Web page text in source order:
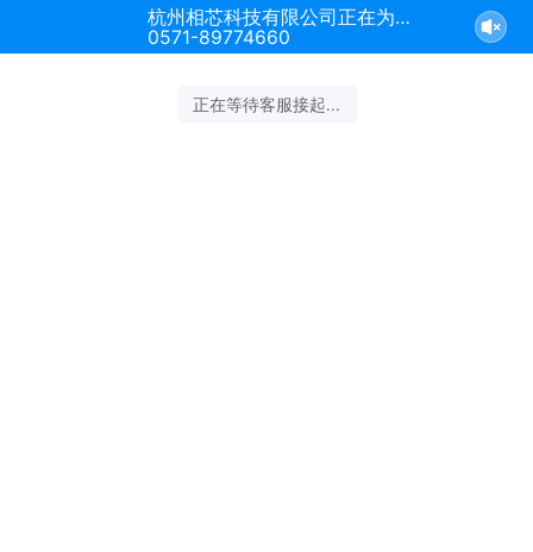
杭州相芯科技有限公司正在为您服务
0571-89774660
正在等待客服接起...